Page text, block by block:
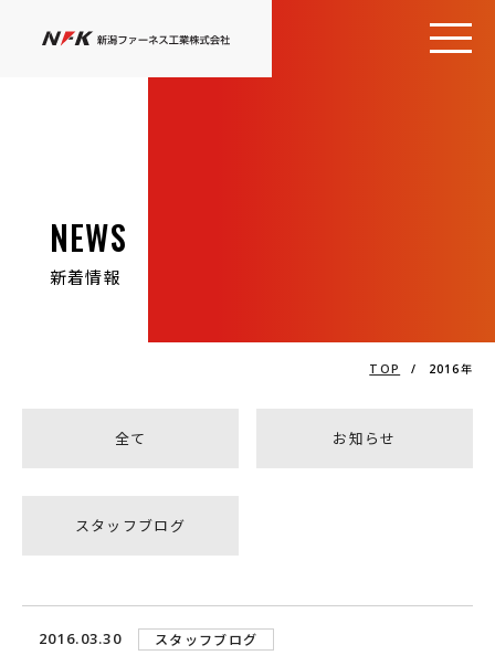
NEWS
新着情報
TOP / 2016年
全て お知らせ
スタッフブログ
2016.03.30 スタッフブログ